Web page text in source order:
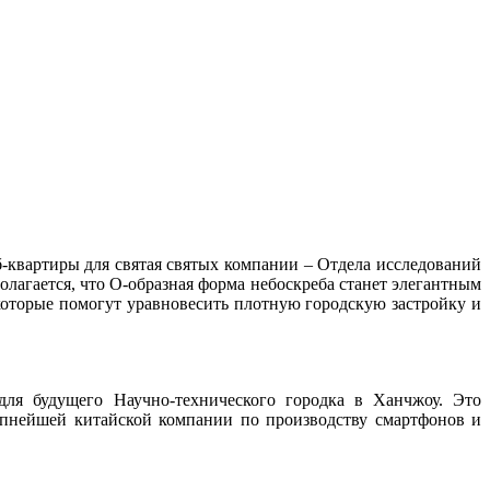
для святая святых компании – Отдела исследований
что O-образная форма небоскреба станет элегантным
помогут уравновесить плотную городскую застройку и
будущего Научно-технического городка в Ханчжоу. Это
китайской компании по производству смартфонов и